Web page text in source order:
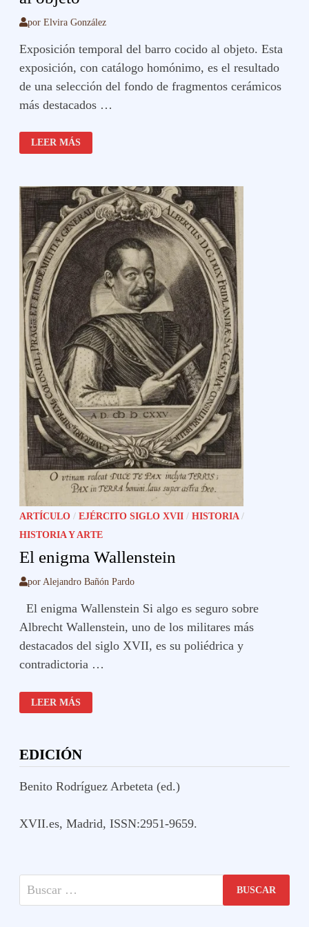
porElvira González
Exposición temporal del barro cocido al objeto. Esta
exposición, con catálogo homónimo, es el resultado
de una selección del fondo de fragmentos cerámicos
más destacados …
EXPOSICIÓN
TEMPORAL
DEL
AL
OBJETO
LEER MÁS
ARTÍCULO /EJÉRCITO SIGLO XVII /HISTORIA/
HISTORIA Y ARTE
El enigma Wallenstein
porAlejandro Bañón Pardo
El enigma Wallenstein Si algo es seguro sobre
Albrecht Wallenstein, uno de los militares más
destacados del siglo XVII, es su poliédrica y
contradictoria …
EL
ENIGMA
WALLENSTEIN
LEER MÁS
EDICIÓN
Benito Rodríguez Arbeteta (ed.)
XVII.es, Madrid, ISSN:2951-9659.
Buscar: